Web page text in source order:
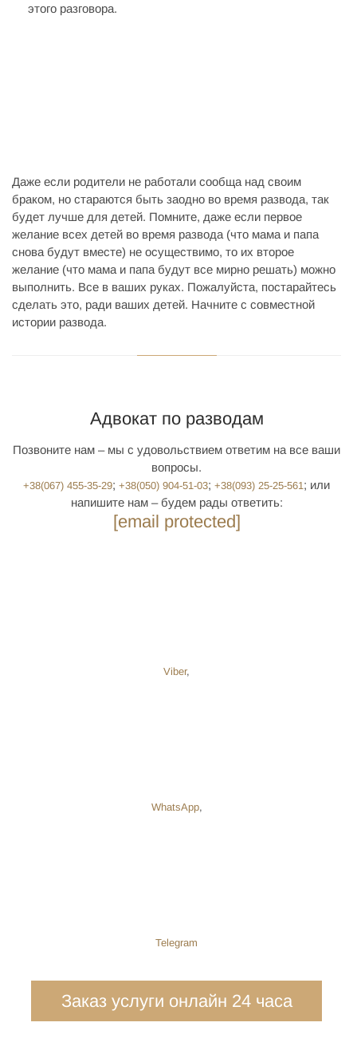
этого разговора.
Даже если родители не работали сообща над своим
браком, но стараются быть заодно во время развода, так
будет лучше для детей. Помните, даже если первое
желание всех детей во время развода (что мама и папа
снова будут вместе) не осуществимо, то их второе
желание (что мама и папа будут все мирно решать) можно
выполнить. Все в ваших руках. Пожалуйста, постарайтесь
сделать это, ради ваших детей. Начните с совместной
истории развода.
Адвокат по разводам
Позвоните нам – мы с удовольствием ответим на все ваши
вопросы.
+38(‎067) 455-35-29; ‎ +38(‎050) 904-51-03; +38(‎093) 25-25-561; или
напишите нам – будем рады ответить:
[email protected]
Viber,
WhatsApp,
Telegram
Заказ услуги онлайн 24 часа